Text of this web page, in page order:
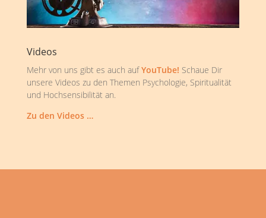
Videos
Mehr von uns gibt es auch aufYouTube! Schaue Dir
unsere Videos zu den Themen Psychologie, Spiritualität
und Hochsensibilität an.
Zu den Videos …